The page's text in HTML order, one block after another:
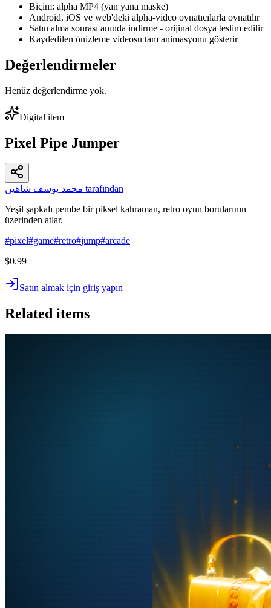
Biçim: alpha MP4 (yan yana maske)
Android, iOS ve web'deki alpha-video oynatıcılarla oynatılır
Satın alma sonrası anında indirme - orijinal dosya teslim edilir
Kaydedilen önizleme videosu tam animasyonu gösterir
Değerlendirmeler
Henüz değerlendirme yok.
Digital item
Pixel Pipe Jumper
محمد يوسف شاهين tarafından
Yeşil şapkalı pembe bir piksel kahraman, retro oyun borularının
üzerinden atlar.
#pixel#game#retro#jump#arcade
$0.99
Satın almak için giriş yapın
Related items